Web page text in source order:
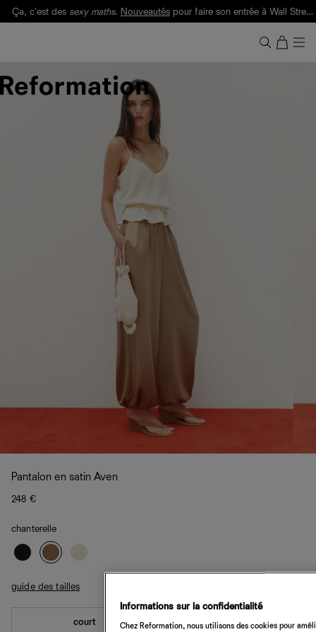
Ça, c'est des sexy maths. Nouveautés pour faire son entrée à Wall Street.
Pantalon en satin Aven
248 €
chanterelle
guide des tailles
court standard
Informations sur la confidentialité
Chez Reformation, nous utilisons des cookies pour